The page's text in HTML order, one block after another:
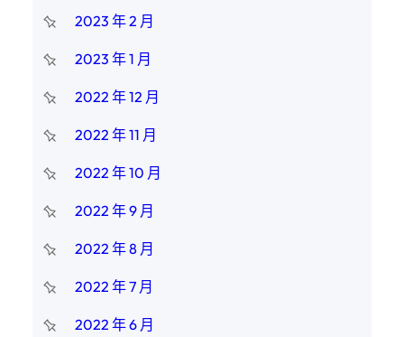
2023 年 2 月
2023 年 1 月
2022 年 12 月
2022 年 11 月
2022 年 10 月
2022 年 9 月
2022 年 8 月
2022 年 7 月
2022 年 6 月